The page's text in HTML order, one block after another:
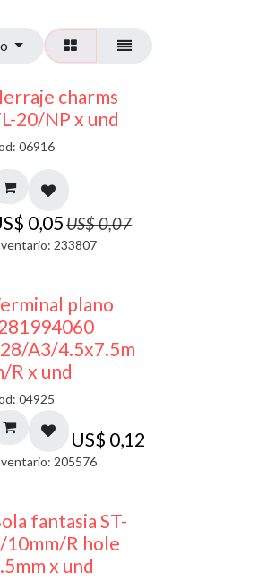
40% DESCUENTO
charms
20/NP x und
06916
0,05US$0,07
233807
plano
A3/4.5x7.5m
R x und
04925
US$ 0,12
205576
fantasia ST-
10mm/R hole
x und